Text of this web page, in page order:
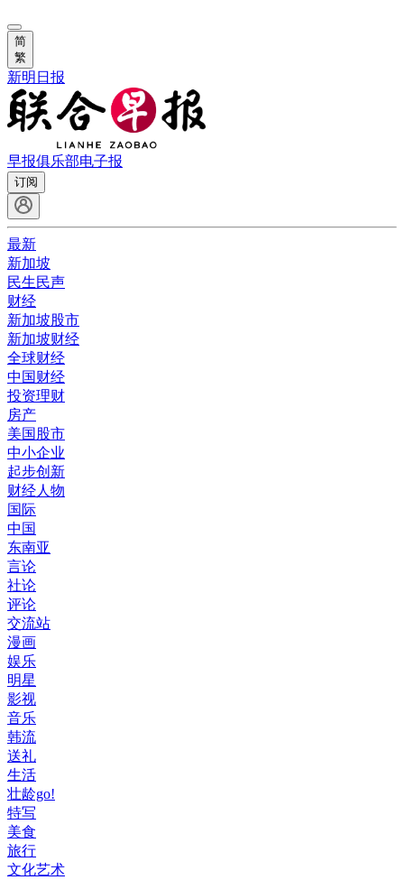
简
繁
新明日报
早报俱乐部电子报
订阅
最新
新加坡
民生民声
财经
新加坡股市
新加坡财经
全球财经
中国财经
投资理财
房产
美国股市
中小企业
起步创新
财经人物
国际
中国
东南亚
言论
社论
评论
交流站
漫画
娱乐
明星
影视
音乐
韩流
送礼
生活
壮龄go!
特写
美食
旅行
文化艺术